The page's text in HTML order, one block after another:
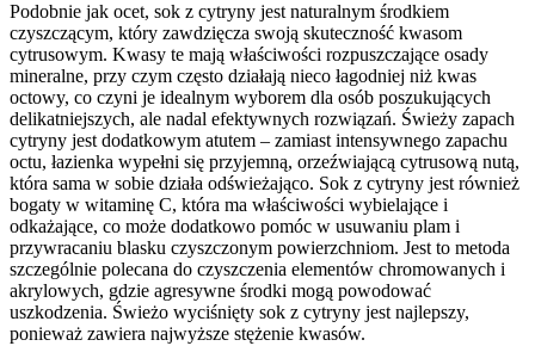
Podobnie jak ocet, sok z cytryny jest naturalnym środkiem
czyszczącym, który zawdzięcza swoją skuteczność kwasom
cytrusowym. Kwasy te mają właściwości rozpuszczające osady
mineralne, przy czym często działają nieco łagodniej niż kwas
octowy, co czyni je idealnym wyborem dla osób poszukujących
delikatniejszych, ale nadal efektywnych rozwiązań. Świeży zapach
cytryny jest dodatkowym atutem – zamiast intensywnego zapachu
octu, łazienka wypełni się przyjemną, orzeźwiającą cytrusową nutą,
która sama w sobie działa odświeżająco. Sok z cytryny jest również
bogaty w witaminę C, która ma właściwości wybielające i
odkażające, co może dodatkowo pomóc w usuwaniu plam i
przywracaniu blasku czyszczonym powierzchniom. Jest to metoda
szczególnie polecana do czyszczenia elementów chromowanych i
akrylowych, gdzie agresywne środki mogą powodować
uszkodzenia. Świeżo wyciśnięty sok z cytryny jest najlepszy,
ponieważ zawiera najwyższe stężenie kwasów.